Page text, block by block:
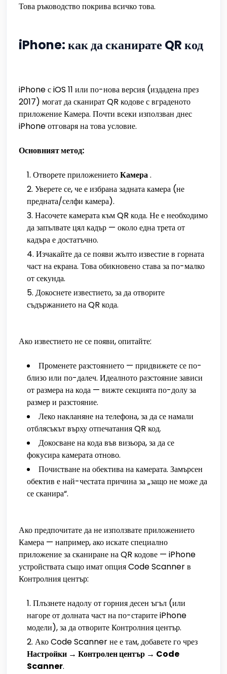
Това ръководство покрива всичко това.
iPhone: как да сканирате QR код
iPhone с iOS 11 или по-нова версия (издадена през
2017) могат да сканират QR кодове с вграденото
приложение Камера. Почти всеки използван днес
iPhone отговаря на това условие.
Основният метод:
Отворете приложениетоКамера.
Уверете се, че е избрана задната камера (не
предната/селфи камера).
Насочете камерата към QR кода. Не е необходимо
да запълвате цял кадър — около една трета от
кадъра е достатъчно.
Изчакайте да се появи жълто известие в горната
част на екрана. Това обикновено става за по-малко
от секунда.
Докоснете известието, за да отворите
съдържанието на QR кода.
Ако известието не се появи, опитайте:
Променете разстоянието — придвижете се по-
близо или по-далеч. Идеалното разстояние зависи
от размера на кода — вижте секцията по-долу за
размер и разстояние.
Леко накланяне на телефона, за да се намали
отблясъкът върху отпечатания QR код.
Докосване на кода във визьора, за да се
фокусира камерата отново.
Почистване на обектива на камерата. Замърсен
обектив е най-честата причина за „защо не може да
се сканира“.
Ако предпочитате да не използвате приложението
Камера — например, ако искате специално
приложение за сканиране на QR кодове — iPhone
устройствата също имат опция Code Scanner в
Контролния център:
Плъзнете надолу от горния десен ъгъл (или
нагоре от долната част на по-старите iPhone
модели), за да отворите Контролния център.
Ако Code Scanner не е там, добавете го чрез
Настройки → Контролен център → Code
Scanner.